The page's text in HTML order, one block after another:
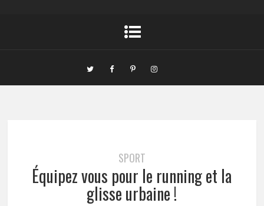
SPORT
Équipez vous pour le running et la
glisse urbaine !